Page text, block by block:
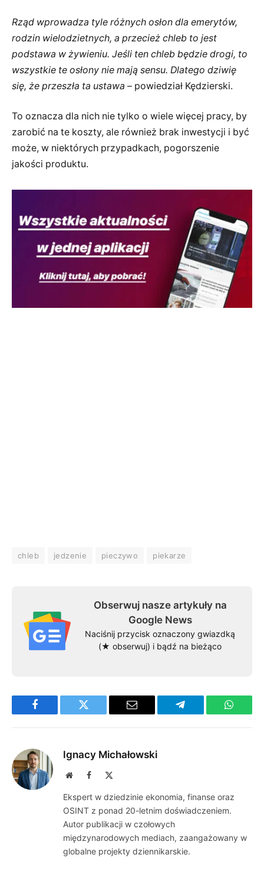
Rząd wprowadza tyle różnych osłon dla emerytów,
rodzin wielodzietnych, a przecież chleb to jest
podstawa w żywieniu. Jeśli ten chleb będzie drogi, to
wszystkie te osłony nie mają sensu. Dlatego dziwię
się, że przeszła ta ustawa – powiedział Kędzierski.
To oznacza dla nich nie tylko o wiele więcej pracy, by
zarobić na te koszty, ale również brak inwestycji i być
może, w niektórych przypadkach, pogorszenie
jakości produktu.
chleb jedzenie pieczywo piekarze
Obserwuj nasze artykuły na
Google News
Naciśnij przycisk oznaczony gwiazdką
(★ obserwuj) i bądź na bieżąco
Facebook Twitter Email Telegram
Ignacy Michałowski
WebsiteFacebook
Ekspert w dziedzinie ekonomia, finanse oraz
OSINT z ponad 20-letnim doświadczeniem.
Autor publikacji w czołowych
międzynarodowych mediach, zaangażowany w
globalne projekty dziennikarskie.